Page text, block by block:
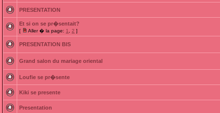
PRESENTATION
Et si on se pr�sentait?
[ Aller � la page: 1 2 ]
PRESENTATION BIS
Grand salon du mariage oriental
Loufie se pr�sente
Kiki se presente
Presentation